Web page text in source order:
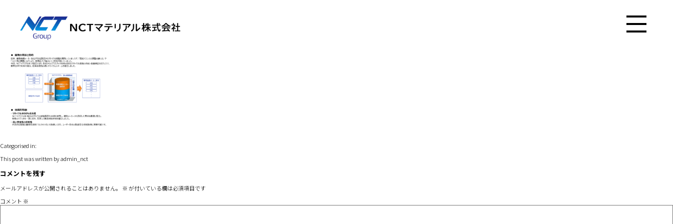
スライド2
11月 19, 2025 8:44 am Published by admin_nct Leave your thoughts
Categorised in:
This post was written by admin_nct
コメントを残す
メールアドレスが公開されることはありません。 ※が付いている欄は必須項目です
コメント ※